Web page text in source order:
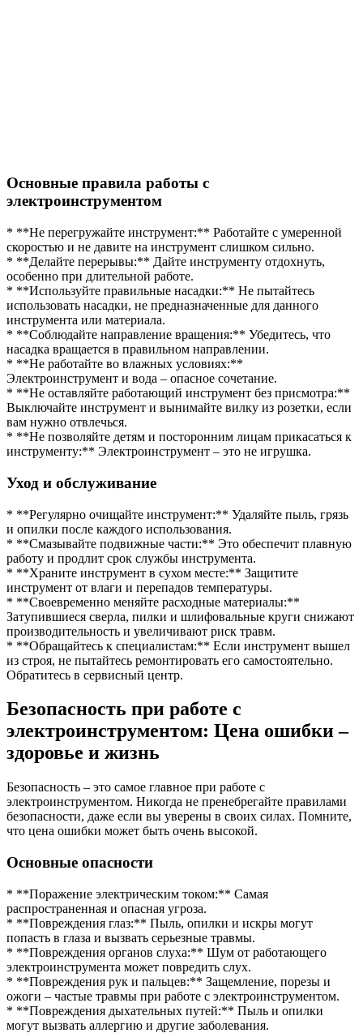
Основные правила работы с
электроинструментом
* **Не перегружайте инструмент:** Работайте с умеренной
скоростью и не давите на инструмент слишком сильно.
* **Делайте перерывы:** Дайте инструменту отдохнуть,
особенно при длительной работе.
* **Используйте правильные насадки:** Не пытайтесь
использовать насадки, не предназначенные для данного
инструмента или материала.
* **Соблюдайте направление вращения:** Убедитесь, что
насадка вращается в правильном направлении.
* **Не работайте во влажных условиях:**
Электроинструмент и вода – опасное сочетание.
* **Не оставляйте работающий инструмент без присмотра:**
Выключайте инструмент и вынимайте вилку из розетки, если
вам нужно отвлечься.
* **Не позволяйте детям и посторонним лицам прикасаться к
инструменту:** Электроинструмент – это не игрушка.
Уход и обслуживание
* **Регулярно очищайте инструмент:** Удаляйте пыль, грязь
и опилки после каждого использования.
* **Смазывайте подвижные части:** Это обеспечит плавную
работу и продлит срок службы инструмента.
* **Храните инструмент в сухом месте:** Защитите
инструмент от влаги и перепадов температуры.
* **Своевременно меняйте расходные материалы:**
Затупившиеся сверла, пилки и шлифовальные круги снижают
производительность и увеличивают риск травм.
* **Обращайтесь к специалистам:** Если инструмент вышел
из строя, не пытайтесь ремонтировать его самостоятельно.
Обратитесь в сервисный центр.
Безопасность при работе с
электроинструментом: Цена ошибки –
здоровье и жизнь
Безопасность – это самое главное при работе с
электроинструментом. Никогда не пренебрегайте правилами
безопасности, даже если вы уверены в своих силах. Помните,
что цена ошибки может быть очень высокой.
Основные опасности
* **Поражение электрическим током:** Самая
распространенная и опасная угроза.
* **Повреждения глаз:** Пыль, опилки и искры могут
попасть в глаза и вызвать серьезные травмы.
* **Повреждения органов слуха:** Шум от работающего
электроинструмента может повредить слух.
* **Повреждения рук и пальцев:** Защемление, порезы и
ожоги – частые травмы при работе с электроинструментом.
* **Повреждения дыхательных путей:** Пыль и опилки
могут вызвать аллергию и другие заболевания.